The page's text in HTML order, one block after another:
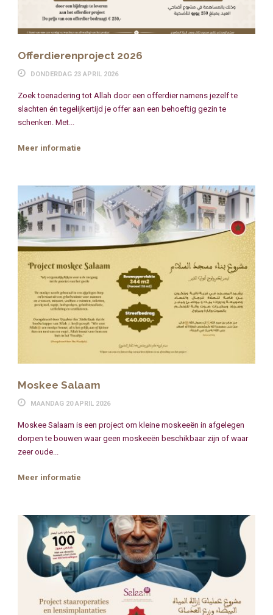
Offerdierenproject 2026
DONDERDAG 23 APRIL 2026
Zoek toenadering tot Allah door een offerdier namens jezelf te
slachten én tegelijkertijd je offer aan een behoeftig gezin te
schenken. Met...
Meer informatie
Moskee Salaam
MAANDAG 20 APRIL 2026
Moskee Salaam is een project om kleine moskeeën in afgelegen
dorpen te bouwen waar geen moskeeën beschikbaar zijn of waar
zeer oude...
Meer informatie